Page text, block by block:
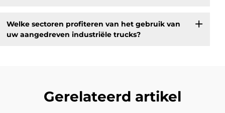
Welke sectoren profiteren van het gebruik van
uw aangedreven industriële trucks?
Gerelateerd artikel